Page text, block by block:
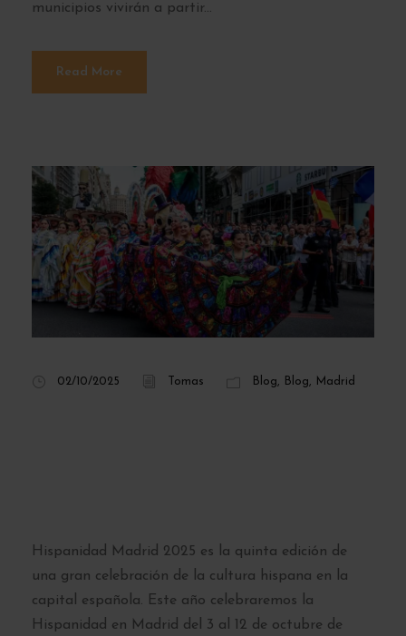
municipios vivirán a partir...
Read More
02/10/2025 Tomas Blog, Blog, Madrid
Hispanidad Madrid 2025 es la quinta edición de
una gran celebración de la cultura hispana en la
capital española. Este año celebraremos la
Hispanidad en Madrid del 3 al 12 de octubre de